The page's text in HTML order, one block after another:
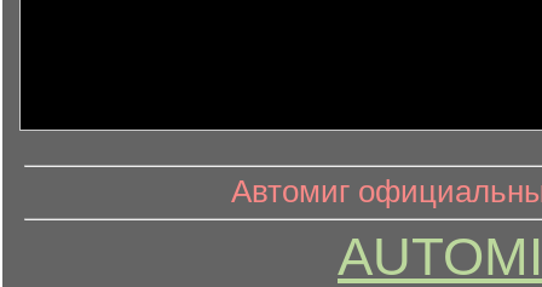
информационный контент
Автомиг